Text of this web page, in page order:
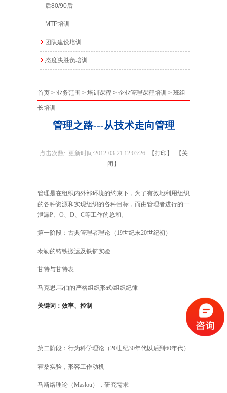
后80/90后
MTP培训
团队建设培训
态度决胜负培训
首页 > 业务范围 > 培训课程 > 企业管理课程培训 > 班组
长培训
管理之路---从技术走向管理
点击次数: 更新时间:2012-03-21 12:03:26 【打印】
【关
闭】
管理是在组织内外部环境的约束下，为了有效地利用组织
的各种资源和实现组织的各种目标，而由管理者进行的一
泄漏P、O、D、C等工作的总和。
第一阶段：古典管理者理论（19世纪末20世纪初）
泰勒的铸铁搬运及铁铲实验
甘特与甘特表
马克思.韦伯的严格组织形式/组织纪律
关键词：效率、控制
第二阶段：行为科学理论（20世纪30年代以后到60年代）
霍桑实验，形容工作动机
马斯络理论（Maslou），研究需求